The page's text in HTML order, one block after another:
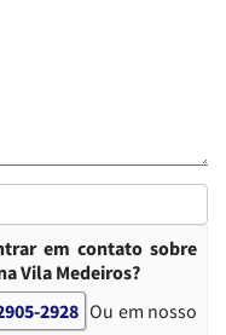
em contato sobre
Vila Medeiros?
2928 Ou em nosso